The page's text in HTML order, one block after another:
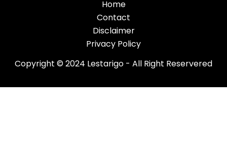
Home
Contact
Disclaimer
Privacy Policy
Copyright © 2024 Lestarigo - All Right Reservered